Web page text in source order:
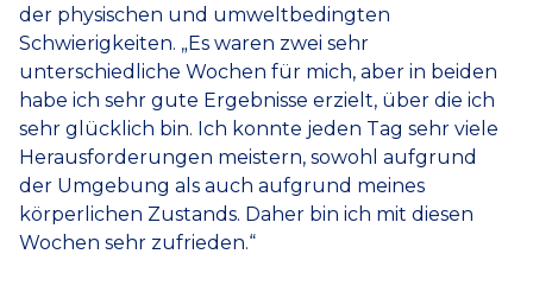
der physischen und umweltbedingten
Schwierigkeiten. „Es waren zwei sehr
unterschiedliche Wochen für mich, aber in beiden
habe ich sehr gute Ergebnisse erzielt, über die ich
sehr glücklich bin. Ich konnte jeden Tag sehr viele
Herausforderungen meistern, sowohl aufgrund
der Umgebung als auch aufgrund meines
körperlichen Zustands. Daher bin ich mit diesen
Wochen sehr zufrieden.“